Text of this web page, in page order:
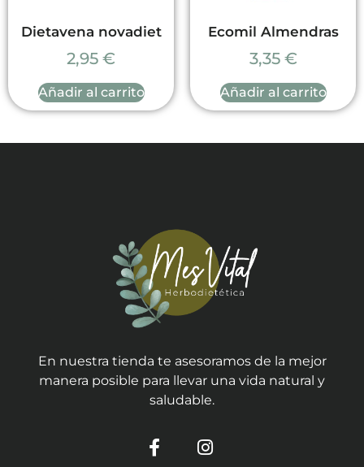
Dietavena novadiet
2,95 €
Añadir al carrito
Ecomil Almendras
3,35 €
Añadir al carrito
En nuestra tienda te asesoramos de la mejor
manera posible para llevar una vida natural y
saludable.